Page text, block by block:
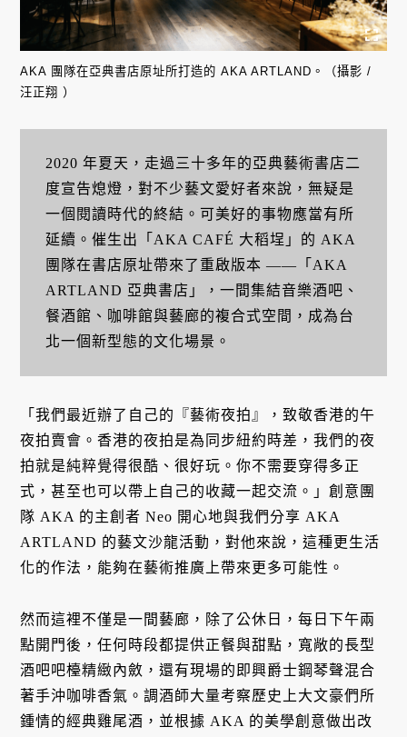
AKA 團隊在亞典書店原址所打造的 AKA ARTLAND。（攝影 /
汪正翔 ）
2020 年夏天，走過三十多年的亞典藝術書店二
度宣告熄燈，對不少藝文愛好者來說，無疑是
一個閱讀時代的終結。可美好的事物應當有所
延續。催生出「AKA CAFÉ 大稻埕」的 AKA
團隊在書店原址帶來了重啟版本 ——「AKA
ARTLAND 亞典書店」，一間集結音樂酒吧、
餐酒館、咖啡館與藝廊的複合式空間，成為台
北一個新型態的文化場景。
「我們最近辦了自己的『藝術夜拍』，致敬香港的午
夜拍賣會。香港的夜拍是為同步紐約時差，我們的夜
拍就是純粹覺得很酷、很好玩。你不需要穿得多正
式，甚至也可以帶上自己的收藏一起交流。」創意團
隊 AKA 的主創者 Neo 開心地與我們分享 AKA
ARTLAND 的藝文沙龍活動，對他來說，這種更生活
化的作法，能夠在藝術推廣上帶來更多可能性。
然而這裡不僅是一間藝廊，除了公休日，每日下午兩
點開門後，任何時段都提供正餐與甜點，寬敞的長型
酒吧吧檯精緻內斂，還有現場的即興爵士鋼琴聲混合
著手沖咖啡香氣。調酒師大量考察歷史上大文豪們所
鍾情的經典雞尾酒，並根據 AKA 的美學創意做出改